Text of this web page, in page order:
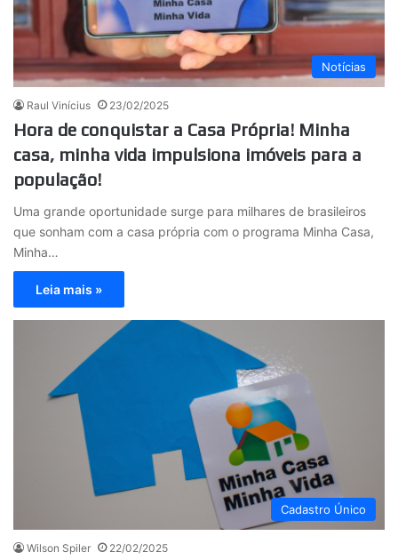
Notícias
Raul Vinícius 23/02/2025
Hora de conquistar a Casa Própria! Minha
casa, minha vida impulsiona imóveis para a
população!
Uma grande oportunidade surge para milhares de brasileiros
que sonham com a casa própria com o programa Minha Casa,
Minha…
Leia mais »
Cadastro Único
Wilson Spiler 22/02/2025